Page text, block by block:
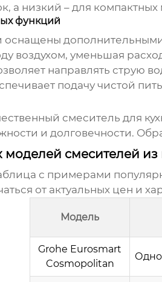
а низкий – для компактных
функций
оснащены
воздухом, уменьшая
направлять струю
подачу чистой
смеситель для
и долговечности.
смесителей
с примерами
от актуальных цен и
Модель
Grohe Eurosmart
Cosmopolitan